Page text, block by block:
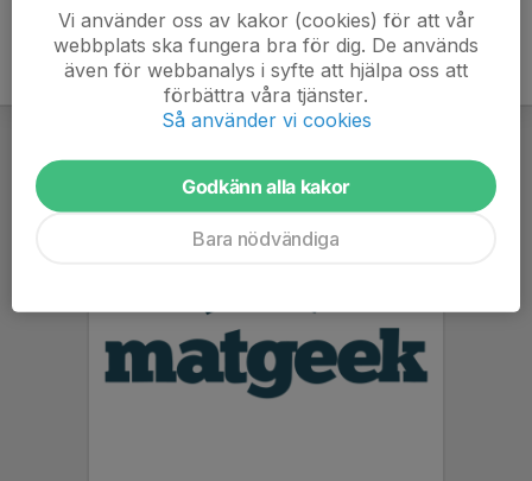
Vi använder oss av kakor (cookies) för att vår
webbplats ska fungera bra för dig. De används
även för webbanalys i syfte att hjälpa oss att
förbättra våra tjänster.
Så använder vi cookies
Godkänn alla kakor
Bara nödvändiga